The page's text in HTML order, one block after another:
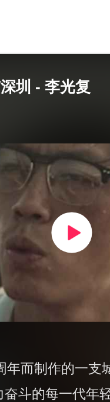
圳 - 李光复
年而制作的一
斗的每一代年